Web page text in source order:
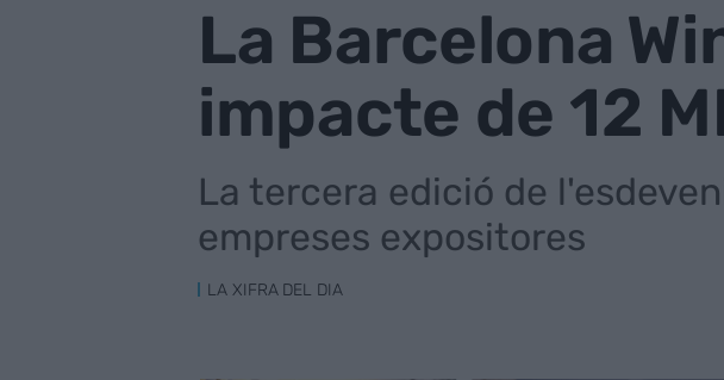
La Barcelona
impacte de 12
La tercera edició de
empreses expositores
LA XIFRA DEL DIA